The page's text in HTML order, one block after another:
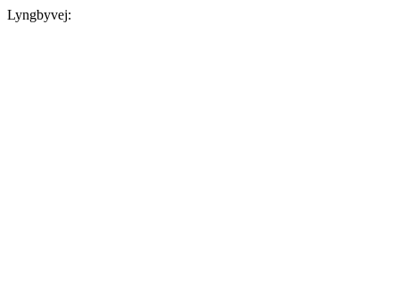
Lyngbyvej: